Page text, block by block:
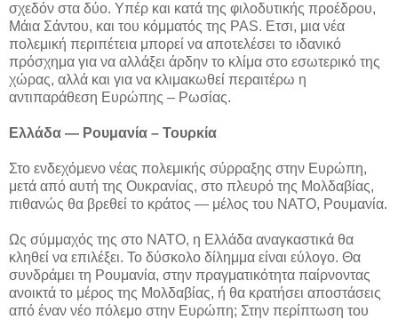
σχεδόν στα δύο. Υπέρ και κατά της φιλοδυτικής προέδρου,
Μάια Σάντου, και του κόμματός της PAS. Ετσι, μια νέα
πολεμική περιπέτεια μπορεί να αποτελέσει το ιδανικό
πρόσχημα για να αλλάξει άρδην το κλίμα στο εσωτερικό της
χώρας, αλλά και για να κλιμακωθεί περαιτέρω η
αντιπαράθεση Ευρώπης – Ρωσίας.
Ελλάδα — Ρουμανία – Τουρκία
Στο ενδεχόμενο νέας πολεμικής σύρραξης στην Ευρώπη,
μετά από αυτή της Ουκρανίας, στο πλευρό της Μολδαβίας,
πιθανώς θα βρεθεί το κράτος — μέλος του ΝΑΤΟ, Ρουμανία.
Ως σύμμαχός της στο ΝΑΤΟ, η Ελλάδα αναγκαστικά θα
κληθεί να επιλέξει. Το δύσκολο δίλημμα είναι εύλογο. Θα
συνδράμει τη Ρουμανία, στην πραγματικότητα παίρνοντας
ανοικτά το μέρος της Μολδαβίας, ή θα κρατήσει αποστάσεις
από έναν νέο πόλεμο στην Ευρώπη; Στην περίπτωση του